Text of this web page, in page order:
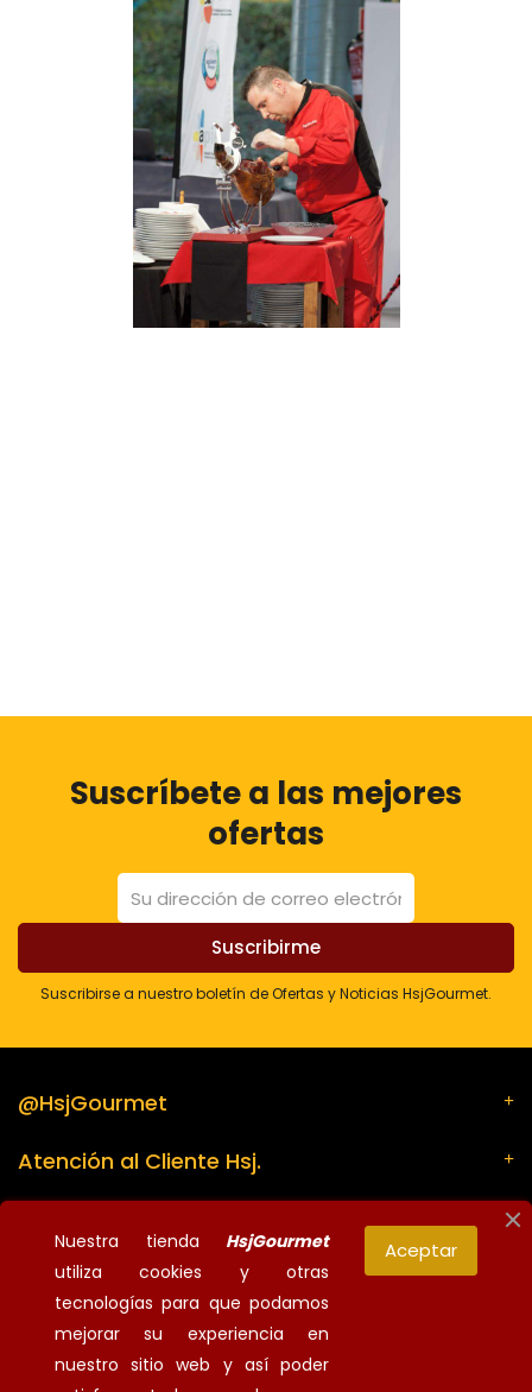
Suscríbete a las mejores
ofertas
Suscribirse a nuestro boletín de Ofertas y Noticias HsjGourmet.
@HsjGourmet
Atención al Cliente Hsj.
Información de la tienda
Nuestra tienda HsjGourmet
utiliza cookies y otras
tecnologías para que podamos
mejorar su experiencia en
nuestro sitio web y así poder
Aceptar